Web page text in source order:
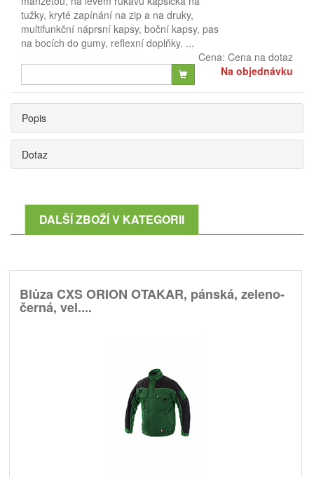
tužky, kryté zapínání na zip a na druky,
multifunkční náprsní kapsy, boční kapsy, pas
na bocích do gumy, reflexní doplňky. ...
Cena: Cena na dotaz
Na objednávku
Popis
Dotaz
DALŠÍ ZBOŽÍ V KATEGORII
Blůza CXS ORION OTAKAR, pánská, zeleno-
černá, vel....